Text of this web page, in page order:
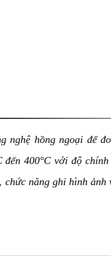
nghệ hồng ngoại để
400°C với độ
năng ghi hình ảnh